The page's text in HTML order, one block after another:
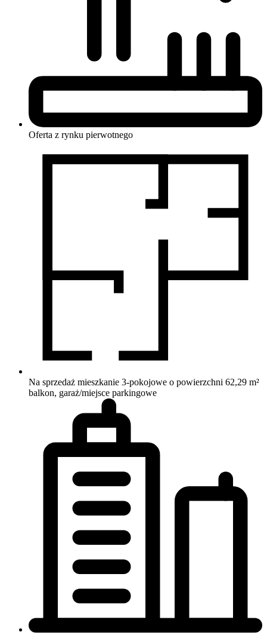
Oferta z rynku pierwotnego
Na sprzedaż mieszkanie 3-pokojowe o powierzchni 62,29 m²
balkon, garaż/miejsce parkingowe